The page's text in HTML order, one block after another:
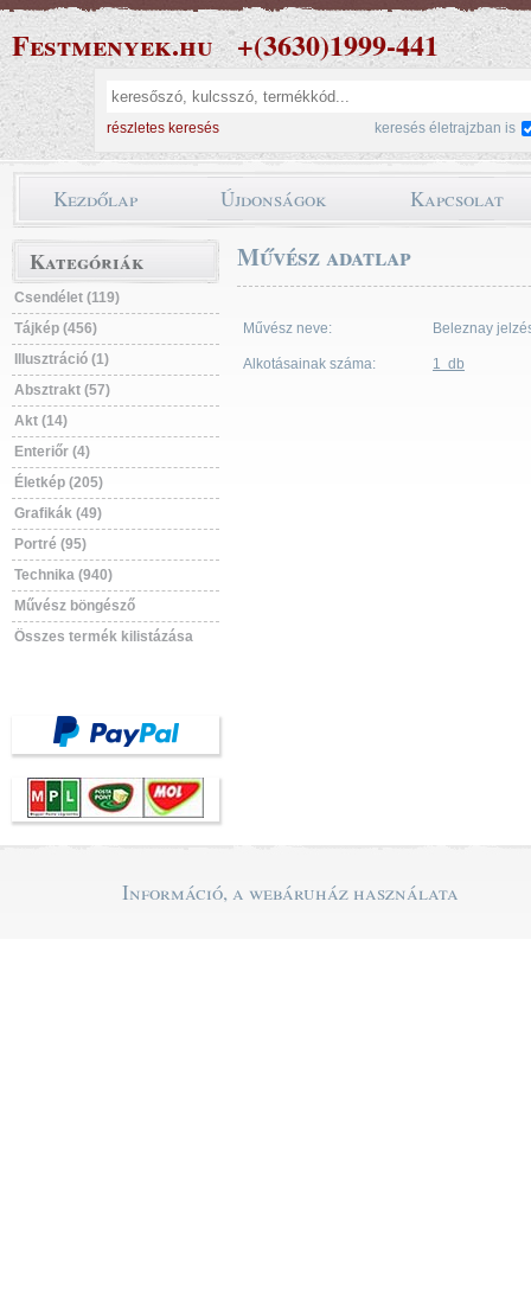
Festmenyek.hu +(3630)1999-441
részletes keresés keresés életrajzban is
Kezdőlap Újdonságok Kapcsolat
Kategóriák
Csendélet (119)
Tájkép (456)
Illusztráció (1)
Absztrakt (57)
Akt (14)
Enteriőr (4)
Életkép (205)
Grafikák (49)
Portré (95)
Technika (940)
Művész böngésző
Összes termék kilistázása
Művész adatlap
Művész neve: Beleznay
Alkotásainak száma: 1 db
Információ, a webáruház használata